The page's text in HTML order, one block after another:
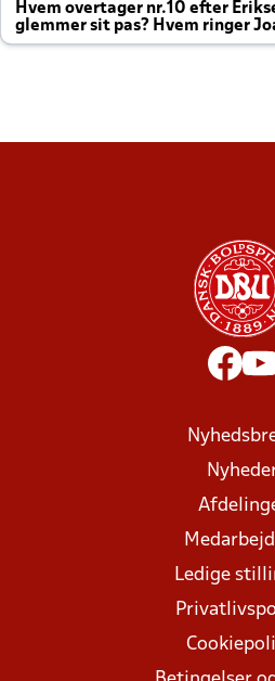
Hvem overtager nr.10 efter
glemmer sit pas? Hvem ringer
altid til efter kampe?
Ledige